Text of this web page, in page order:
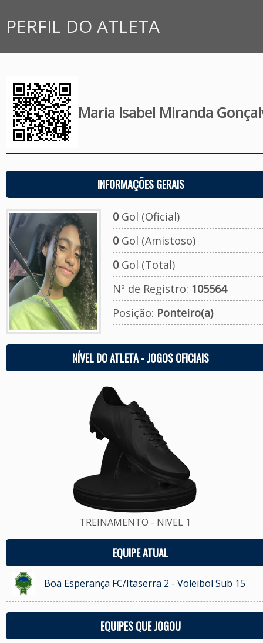
PERFIL DO ATLETA
Maria Isabel Miranda
INFORMAÇÕES GERAIS
0Gol (Oficial)
0Gol (Amistoso)
0Gol (Total)
Nº de Registro: 105564
Posição: Ponteiro(a)
NÍVEL DO ATLETA - JOGOS OFICIAIS
TREINAMENTO - NíVEL 1
EQUIPE ATUAL
Boa Esperança FC/Itaserra 2 - Voleibol Sub 15
EQUIPES QUE JOGOU